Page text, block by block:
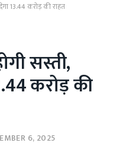
13.44 करोड़ की राहत
सस्ती,
करोड़ की
6, 2025